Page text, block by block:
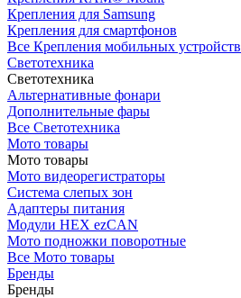
Крепления для Samsung
Крепления для смартфонов
Все Крепления мобильных устройств
Светотехника
Светотехника
Альтернативные фонари
Дополнительные фары
Все Светотехника
Мото товары
Мото товары
Мото видеорегистраторы
Система слепых зон
Адаптеры питания
Модули HEX ezCAN
Мото подножки поворотные
Все Мото товары
Бренды
Бренды